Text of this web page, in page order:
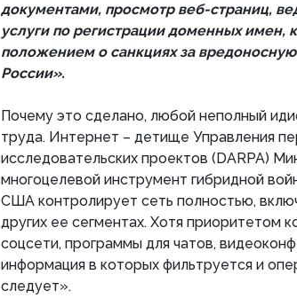
документами, просмотр веб-страниц,
услуги по регистрации доменных
положением о санкциях за
России».
Почему это сделано, любой неполный
труда. Интернет – детище Управления
исследовательских проектов (DARPA)
многоцелевой инструмент гибридной
США контролирует сеть полностью,
других ее сегментах. Хотя приоритетом
соцсети, программы для чатов,
информация в которых фильтруется и
следует».